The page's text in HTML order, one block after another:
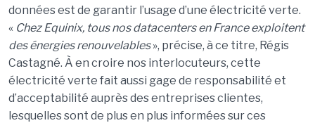
données est de garantir l’usage d’une électricité verte.
« Chez Equinix, tous nos datacenters en France exploitent
des énergies renouvelables», précise, à ce titre, Régis
Castagné. À en croire nos interlocuteurs, cette
électricité verte fait aussi gage de responsabilité et
d’acceptabilité auprès des entreprises clientes,
lesquelles sont de plus en plus informées sur ces